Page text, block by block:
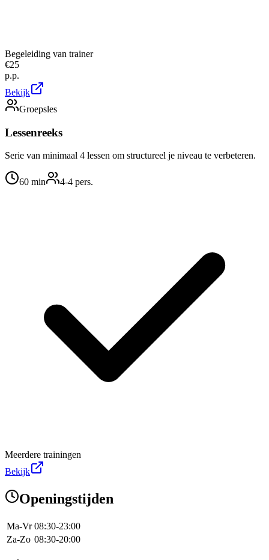
Begeleiding van trainer
€25
p.p.
Bekijk
Groepsles
Lessenreeks
Serie van minimaal 4 lessen om structureel je niveau te verbeteren.
60 min 4-4 pers.
Meerdere trainingen
Bekijk
Openingstijden
Ma-Vr 08:30-23:00
Za-Zo 08:30-20:00